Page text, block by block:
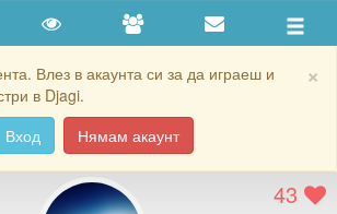
×
Влез в акаунта си за да играеш и
в Djagi.
Вход
Нямам акаунт
43